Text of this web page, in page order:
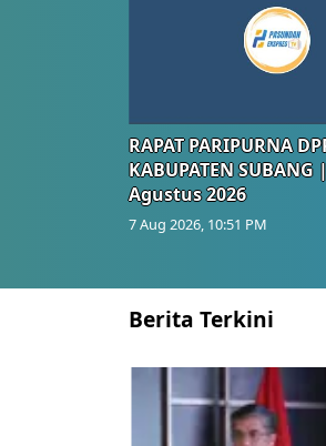
RAPAT PARIPURNA
KABUPATEN
Agustus 2026
7 Aug 2026, 10:51 PM
Berita Terkini